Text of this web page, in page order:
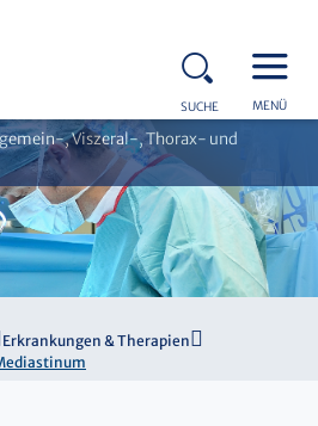
SUCHE MENÜ
, Viszeral-, Thorax- und
Erkrankungen & Therapien